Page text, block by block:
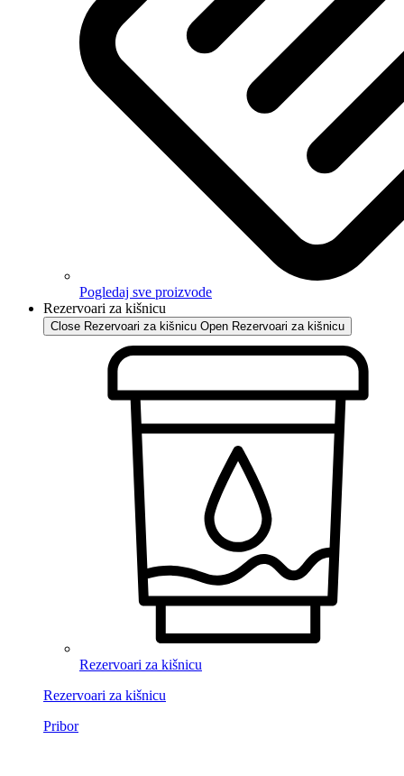
Pogledaj sve proizvode
Rezervoari za kišnicu
Close Rezervoari za kišnicu Open Rezervoari za kišnicu
Rezervoari za kišnicu
Rezervoari za kišnicu
Pribor